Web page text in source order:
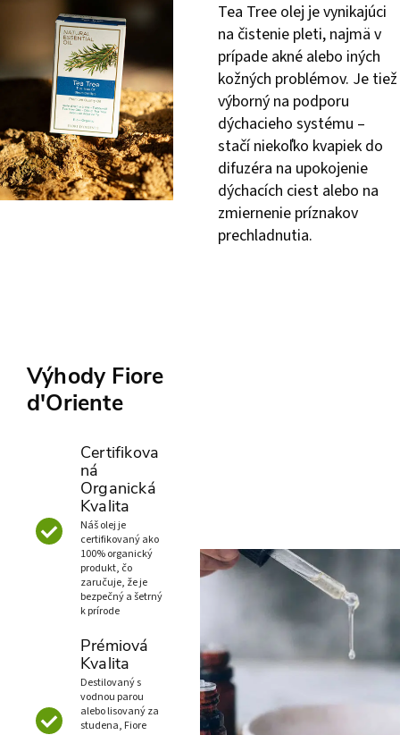
Tea Tree olej je vynikajúci
na čistenie pleti, najmä v
prípade akné alebo iných
kožných problémov. Je tiež
výborný na podporu
dýchacieho systému –
stačí niekoľko kvapiek do
difuzéra na upokojenie
dýchacích ciest alebo na
zmiernenie príznakov
prechladnutia.
Výhody Fiore
d'Oriente
Certifikova
ná
Organická
Kvalita
Náš olej je
certifikovaný ako
100% organický
produkt, čo
zaručuje, že je
bezpečný a šetrný
k prírode
Prémiová
Kvalita
Destilovaný s
vodnou parou
alebo lisovaný za
studena, Fiore